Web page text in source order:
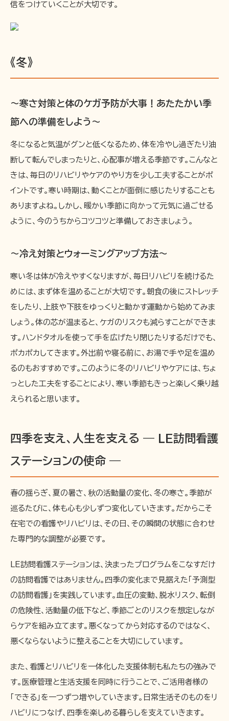
信をつけていくことが大切です。
《冬》
〜寒さ対策と体のケガ予防が大事！あたたかい季
節への準備をしよう〜
冬になると気温がグンと低くなるため、体を冷やし過ぎたり油
断して転んでしまったりと、心配事が増える季節です。こんなと
きは、毎日のリハビリやケアのやり方を少し工夫することがポ
イントです。寒い時期は、動くことが面倒に感じたりすることも
ありますよね。しかし、暖かい季節に向かって元気に過ごせる
ように、今のうちからコツコツと準備しておきましょう。
〜冷え対策とウォーミングアップ方法〜
寒い冬は体が冷えやすくなりますが、毎日リハビリを続けるた
めには、まず体を温めることが大切です。朝食の後にストレッチ
をしたり、上肢や下肢をゆっくりと動かす運動から始めてみま
しょう。体の芯が温まると、ケガのリスクも減らすことができま
す。ハンドタオルを使って手を広げたり閉じたりするだけでも、
ポカポカしてきます。外出前や寝る前に、お湯で手や足を温め
るのもおすすめです。このように冬のリハビリやケアには、ちょ
っとした工夫をすることにより、寒い季節もきっと楽しく乗り越
えられると思います。
四季を支え、人生を支える ― LE訪問看護
ステーションの使命 ―
春の揺らぎ、夏の暑さ、秋の活動量の変化、冬の寒さ。季節が
巡るたびに、体も心も少しずつ変化していきます。だからこそ
在宅での看護やリハビリは、その日、その瞬間の状態に合わせ
た専門的な調整が必要です。
LE訪問看護ステーションは、決まったプログラムをこなすだけ
の訪問看護ではありません。四季の変化まで見据えた「予測型
の訪問看護」を実践しています。血圧の変動、脱水リスク、転倒
の危険性、活動量の低下など、季節ごとのリスクを想定しなが
らケアを組み立てます。悪くなってから対応するのではなく、
悪くならないように整えることを大切にしています。
また、看護とリハビリを一体化した支援体制も私たちの強みで
す。医療管理と生活支援を同時に行うことで、ご活用者様の
「できる」を一つずつ増やしていきます。日常生活そのものをリ
ハビリにつなげ、四季を楽しめる暮らしを支えていきます。